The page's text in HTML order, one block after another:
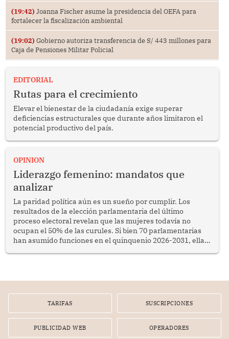
(19:42) Joanna Fischer asume la presidencia del OEFA para
fortalecer la fiscalización ambiental
(19:02) Gobierno autoriza transferencia de S/ 443 millones para
Caja de Pensiones Militar Policial
EDITORIAL
Rutas para el crecimiento
Elevar el bienestar de la ciudadanía exige superar
deficiencias estructurales que durante años limitaron el
potencial productivo del país.
OPINION
Liderazgo femenino: mandatos que
analizar
La paridad política aún es un sueño por cumplir. Los
resultados de la elección parlamentaria del último
proceso electoral revelan que las mujeres todavía no
ocupan el 50% de las curules. Si bien 70 parlamentarias
han asumido funciones en el quinquenio 2026-2031, ellas
TARIFAS SUSCRIPCIONES
PUBLICIDAD WEB OPERADORES